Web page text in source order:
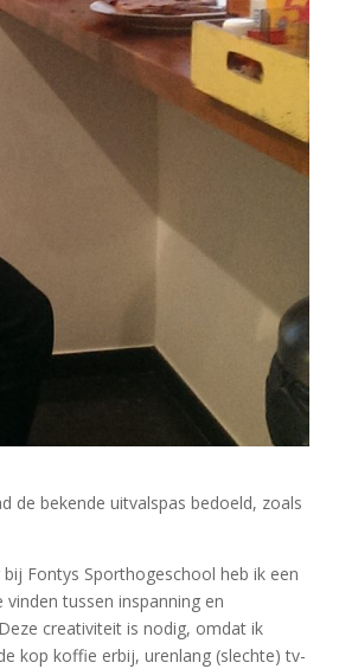
de bekende uitvalspas bedoeld, zoals
Fontys Sporthogeschool heb ik een
tussen inspanning en
creativiteit is nodig, omdat ik
kop koffie erbij, urenlang (slechte) tv-